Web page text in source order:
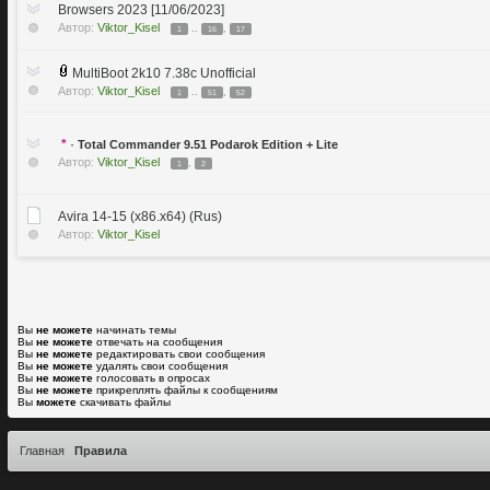
Browsers 2023 [11/06/2023]
Автор: Viktor_Kisel 1 .. 16 , 17
MultiBoot 2k10 7.38c Unofficial
Автор: Viktor_Kisel 1 .. 51 , 52
* · Total Commander 9.51 Podarok Edition + Lite
Автор: Viktor_Kisel 1 , 2
Avira 14-15 (x86.x64) (Rus)
Автор: Viktor_Kisel
Вы не можетеначинать темы
Вы не можетеотвечать на сообщения
Вы не можетередактировать свои сообщения
Вы не можетеудалять свои сообщения
Вы не можетеголосовать в опросах
Вы не можетеприкреплять файлы к сообщениям
Вы можетескачивать файлы
Главная Правила